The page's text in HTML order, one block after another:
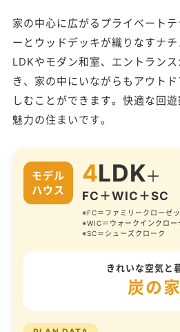
家の中心に広がるプライベート
ーとウッドデッキが織りなすナチ
LDKやモダン和室、エントラン
き、家の中にいながらもアウト
しむことができます。快適な回
魅力の住まいです。
モデル
ハウス
4LDK＋
FC＋WIC＋SC
※FC＝ファミリークローゼ
※WIC＝ウォークインクロー
※SC＝シューズクローク
きれいな空気と
炭の家